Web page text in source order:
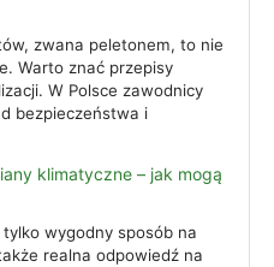
zwana peletonem, to nie
Warto znać przepisy
W Polsce zawodnicy
bezpieczeństwa i
klimatyczne – jak mogą
wygodny sposób na
realna odpowiedź na